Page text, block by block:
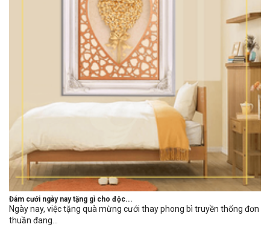
Đám cưới ngày nay tặng gì cho độc...
Ngày nay, việc tặng quà mừng cưới thay phong bì truyền thống đơn
thuần đang...